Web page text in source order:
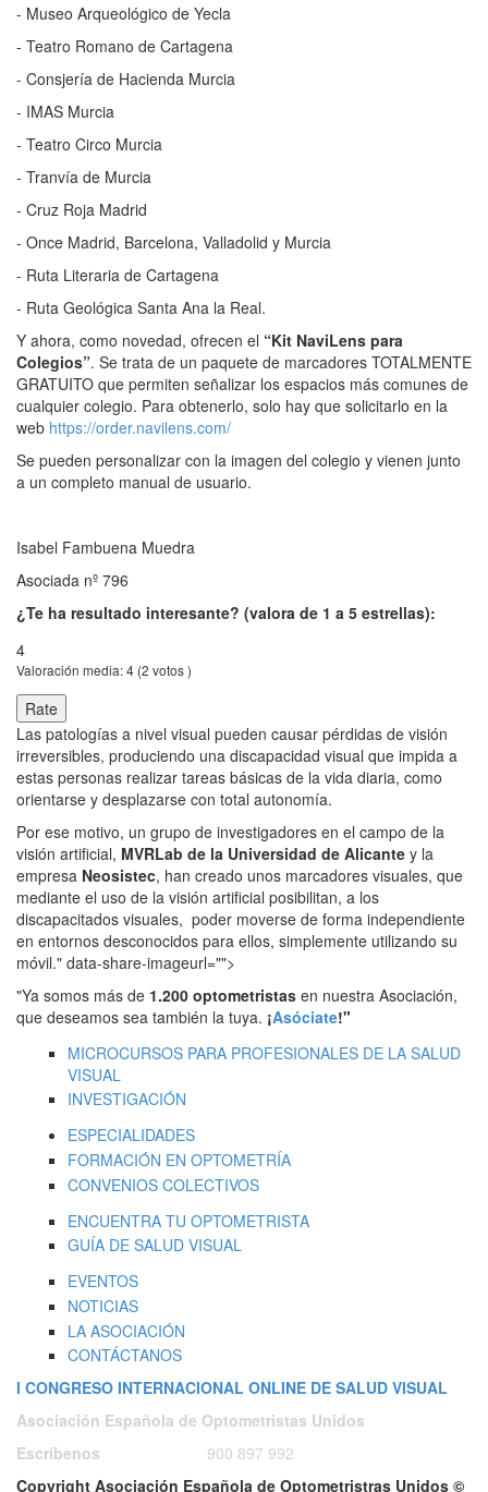
- Museo Arqueológico de Yecla
- Teatro Romano de Cartagena
- Consjería de Hacienda Murcia
- IMAS Murcia
- Teatro Circo Murcia
- Tranvía de Murcia
- Cruz Roja Madrid
- Once Madrid, Barcelona, Valladolid y Murcia
- Ruta Literaria de Cartagena
- Ruta Geológica Santa Ana la Real.
Y ahora, como novedad, ofrecen el “Kit NaviLens para
Colegios”. Se trata de un paquete de marcadores TOTALMENTE
GRATUITO que permiten señalizar los espacios más comunes de
cualquier colegio. Para obtenerlo, solo hay que solicitarlo en la
web https://order.navilens.com/
Se pueden personalizar con la imagen del colegio y vienen junto
a un completo manual de usuario.
Isabel Fambuena Muedra
Asociada nº 796
¿Te ha resultado interesante? (valora de 1 a 5 estrellas):
4
Valoración media:4 (2 votos )
Las patologías a nivel visual pueden causar pérdidas de visión
irreversibles, produciendo una discapacidad visual que impida a
estas personas realizar tareas básicas de la vida diaria, como
orientarse y desplazarse con total autonomía.
Por ese motivo, un grupo de investigadores en el campo de la
visión artificial, MVRLab de la Universidad de Alicante y la
empresa Neosistec, han creado unos marcadores visuales, que
mediante el uso de la visión artificial posibilitan, a los
discapacitados visuales, poder moverse de forma independiente
en entornos desconocidos para ellos, simplemente utilizando su
móvil." data-share-imageurl="">
"Ya somos más de 1.200 optometristas en nuestra Asociación,
que deseamos sea también la tuya. ¡Asóciate!"
MICROCURSOS PARA PROFESIONALES DE LA SALUD
VISUAL
INVESTIGACIÓN
ESPECIALIDADES
FORMACIÓN EN OPTOMETRÍA
CONVENIOS COLECTIVOS
ENCUENTRA TU OPTOMETRISTA
GUÍA DE SALUD VISUAL
EVENTOS
NOTICIAS
LA ASOCIACIÓN
CONTÁCTANOS
I CONGRESO INTERNACIONAL ONLINE DE SALUD VISUAL
Asociación Española de Optometristas Unidos
Escríbenos
900 897 992
Copyright Asociación Española de Optometristras Unidos ©